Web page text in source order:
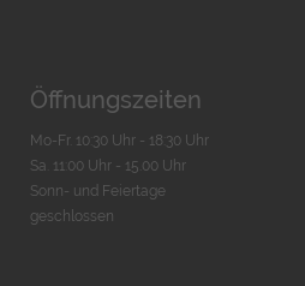
Öffnungszeiten
Mo-Fr. 10:30 Uhr - 18:30 Uhr
Sa. 11:00 Uhr - 15.00 Uhr
Sonn- und Feiertage
geschlossen